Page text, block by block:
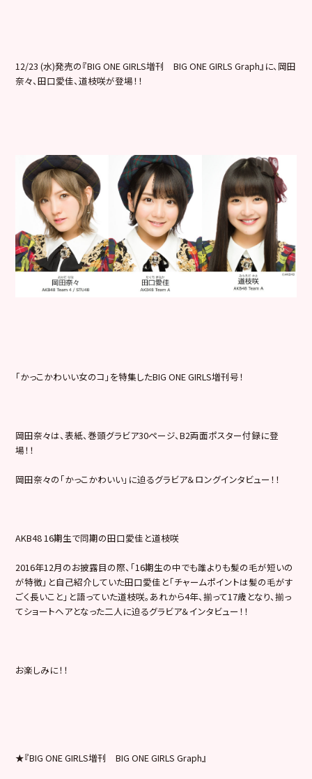
12/23 (水)発売の『BIG ONE GIRLS増刊 BIG ONE GIRLS Graph』に、岡田
奈々、田口愛佳、道枝咲が登場！！
「かっこかわいい女のコ」を特集したBIG ONE GIRLS増刊号！
岡田奈々は、表紙、巻頭グラビア30ページ、B2両面ポスター付録に登
場！！
岡田奈々の「かっこかわいい」に迫るグラビア＆ロングインタビュー！！
AKB48 16期生で同期の田口愛佳と道枝咲
2016年12月のお披露目の際、「16期生の中でも誰よりも髪の毛が短いの
が特徴」と自己紹介していた田口愛佳と「チャームポイントは髪の毛がす
ごく長いこと」と語っていた道枝咲。 あれから4年、揃って17歳となり、揃っ
てショートヘアとなった二人に迫るグラビア＆インタビュー！！
お楽しみに！！
★『BIG ONE GIRLS増刊 BIG ONE GIRLS Graph』